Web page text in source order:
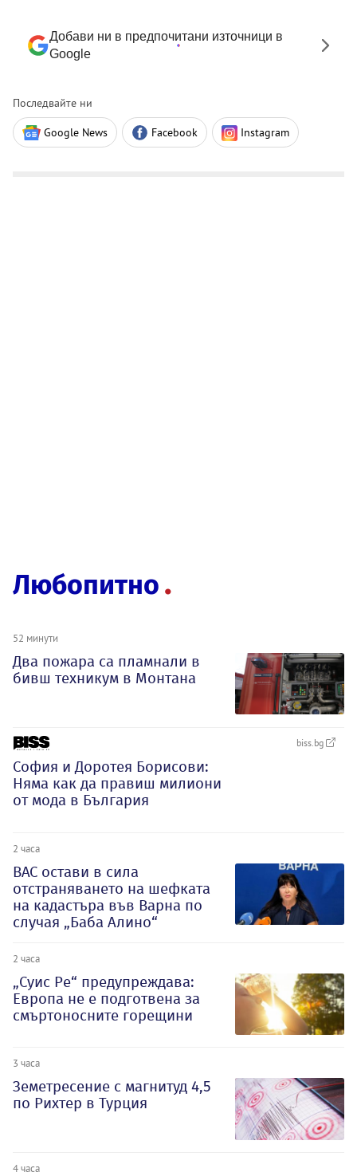
Добави ни в предпочитани източници в
Google
Последвайте ни
Google News Facebook Instagram
Любопитно
52 минути
Два пожара са пламнали в
бивш техникум в Монтана
biss.bg
София и Доротея Борисови:
Няма как да правиш милиони
от мода в България
2 часа
ВАС остави в сила
отстраняването на шефката
на кадастъра във Варна по
случая „Баба Алино“
2 часа
„Суис Ре“ предупреждава:
Европа не е подготвена за
смъртоносните горещини
3 часа
Земетресение с магнитуд 4,5
по Рихтер в Турция
4 часа